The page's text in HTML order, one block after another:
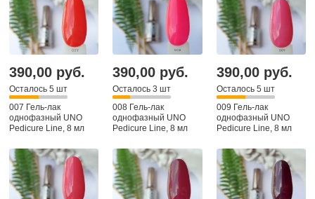
390,00 руб.
Осталось 5 шт
007 Гель-лак
однофазный UNO
Pedicure Line, 8 мл
390,00 руб.
Осталось 3 шт
008 Гель-лак
однофазный UNO
Pedicure Line, 8 мл
390,00 руб.
Осталось 5 шт
009 Гель-лак
однофазный UNO
Pedicure Line, 8 мл